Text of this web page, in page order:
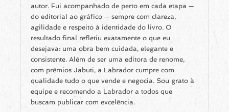
autor. Fui acompanhado de perto em cada etapa —
do editorial ao gráfico — sempre com clareza,
agilidade e respeito à identidade do livro. O
resultado final refletiu exatamente o que eu
desejava: uma obra bem cuidada, elegante e
consistente. Além de ser uma editora de renome,
com prêmios Jabuti, a Labrador cumpre com
qualidade tudo o que vende e negocia. Sou grato à
equipe e recomendo a Labrador a todos que
buscam publicar com excelência.